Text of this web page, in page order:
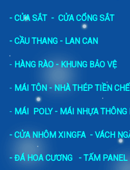
- CỬA SẮT- CỬA CỔNG SẮT
- CẦU THANG - LAN CAN
- HÀNG RÀO - KHUNG BẢO VỆ
- MÁI TÔN - NHÀ THÉP TIỀN CHẾ
- MÁI POLY - MÁI NHỰA THÔNG
- CỬA NHÔM XINGFA - VÁCH
- ĐÁ HOA CƯƠNG - TẤM PANEL